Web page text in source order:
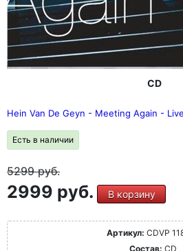
CD
Hein Van De Geyn - Meeting Again -
Есть в наличии
5299руб.
2999 руб. В корзину
Артикул: CDVP
Состав: CD